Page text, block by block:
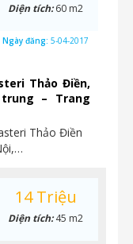
Thảo Điền,
– Trang
Thảo Điền
Diện tích:60 m2
Ngày đăng: 5-04-2017
14 Triệu
Diện tích:45 m2